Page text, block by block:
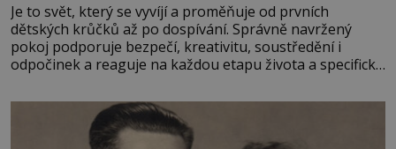
Je to svět, který se vyvíjí a proměňuje od prvních
dětských krůčků až po dospívání. Správně navržený
pokoj podporuje bezpečí, kreativitu, soustředění i
odpočinek a reaguje na každou etapu života a specifické
měkkost a bezpečí, proto by pokoj miminka měl působit
především klidně a útulně. Předškolní věk je